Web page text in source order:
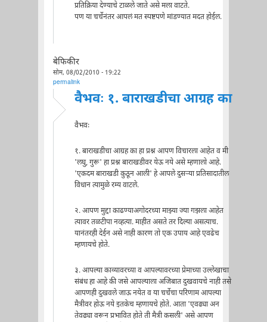
प्रतिक्रिया देण्याचे टाळले जाते असे मला वाटते.
पण या चर्चेनंतर आपलं मत स्पष्टपणे मांडण्यात मदत होईल.
बेफिकीर
सोम, 08/02/2010 - 19:22
permalink
वैभवः १. बाराखडीचा आग्रह का
वैभवः
१. बाराखडीचा आग्रह का हा प्रश्न आपण विचारला आहेत व मी
'लघु, गुरू' हा प्रश्न बाराखडीवर येऊ नये असे म्हणालो आहे.
'एकदम बाराखडी कुठून आली' हे आपले दुसर्‍या प्रतिसादातील
विधान त्यामुळे रम्य वाटले.
२. आपण मुद्दा काढण्याअगोदरच्या माझ्या ज्या गझला आहेत
त्यावर तळटीपा नव्हत्या. माहीत असते तर दिल्या असत्याच.
यानंतरही देईन असे नाही कारण तो एक उपाय आहे एवढेच
म्हणायचे होते.
३. आपल्या काव्यावरच्या व आपल्यावरच्या प्रेमाच्या उल्लेखाचा
संबंध हा आहे की जसे आपल्याला अजिबात दुखवायचे नाही तसे
आपणही दुखवले जाऊ नयेत व या चर्चेचा परिणाम आपल्या
मैत्रीवर होऊ नये इतकेच म्हणायचे होते. आता 'एवढ्या अन
तेवढ्या वरून प्रभावित होते ती मैत्री कसली' असे आपण